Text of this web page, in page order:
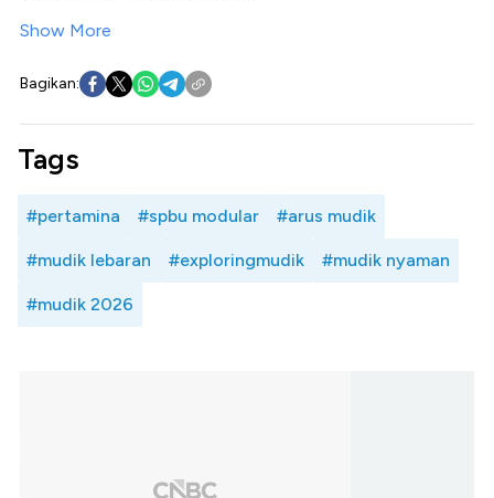
Show More
Bagikan:
Tags
#pertamina #spbu modular #arus mudik
#mudik lebaran #exploringmudik #mudik nyaman
#mudik 2026